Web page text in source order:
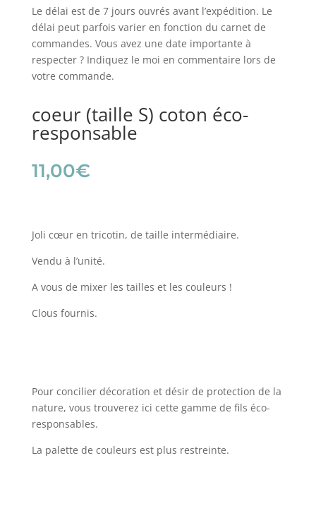
Le délai est de 7 jours ouvrés avant l’expédition. Le
délai peut parfois varier en fonction du carnet de
commandes. Vous avez une date importante à
respecter ? Indiquez le moi en commentaire lors de
votre commande.
coeur (taille S) coton éco-
responsable
11,00€
Joli cœur en tricotin, de taille intermédiaire.
Vendu à l’unité.
A vous de mixer les tailles et les couleurs !
Clous fournis.
Pour concilier décoration et désir de protection de la
nature, vous trouverez ici cette gamme de fils éco-
responsables.
La palette de couleurs est plus restreinte.